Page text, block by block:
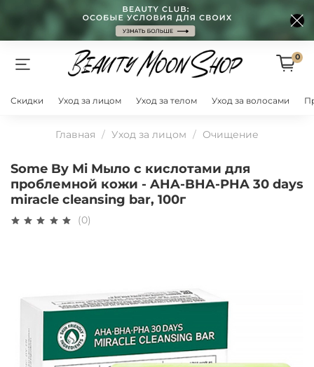
0
Скидки Уход за лицом Уход за телом Уход за волосами
Главная Уход за лицом Очищение
Some By Mi Мыло с кислотами для
проблемной кожи - AHA-BHA-PHA 30 days
miracle cleansing bar, 100г
(0)